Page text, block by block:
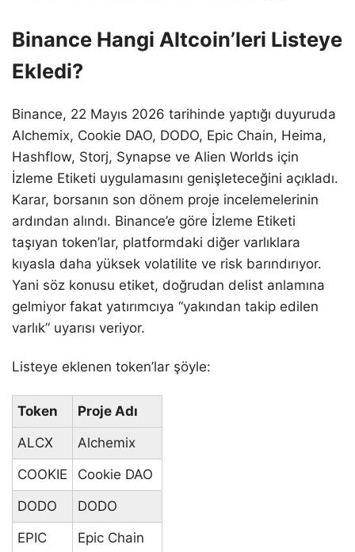
Binance Hangi Altcoin’leri Listeye
Ekledi?
Binance, 22 Mayıs 2026 tarihinde yaptığı duyuruda
Alchemix, Cookie DAO, DODO, Epic Chain, Heima,
Hashflow, Storj, Synapse ve Alien Worlds için
İzleme Etiketi uygulamasını genişleteceğini açıkladı.
Karar, borsanın son dönem proje incelemelerinin
ardından alındı. Binance’e göre İzleme Etiketi
taşıyan token’lar, platformdaki diğer varlıklara
kıyasla daha yüksek volatilite ve risk barındırıyor.
Yani söz konusu etiket, doğrudan delist anlamına
gelmiyor fakat yatırımcıya “yakından takip edilen
varlık” uyarısı veriyor.
Listeye eklenen token’lar şöyle:
Token
Proje Adı
ALCX
Alchemix
COOKIE
Cookie DAO
DODO
DODO
EPIC
Epic Chain